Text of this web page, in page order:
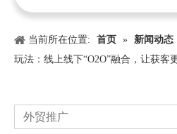
当前所在位置: 首页 » 新闻动态
玩法：线上线下“O2O”融合，让获客